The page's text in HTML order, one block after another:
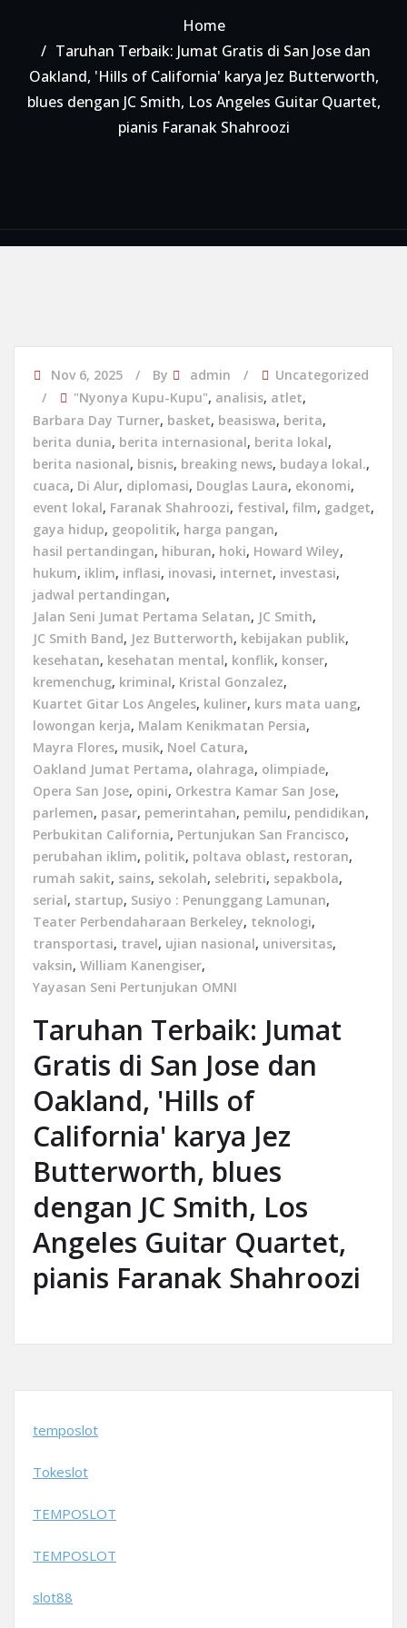
Home
Taruhan Terbaik: Jumat Gratis di San Jose dan
Oakland, 'Hills of California' karya Jez Butterworth,
blues dengan JC Smith, Los Angeles Guitar Quartet,
pianis Faranak Shahroozi
Nov 6, 2025 By admin
Uncategorized
"Nyonya Kupu-Kupu", analisis, atlet,
Barbara Day Turner, basket, beasiswa, berita,
berita dunia, berita internasional, berita lokal,
berita nasional, bisnis, breaking news, budaya lokal.,
cuaca, Di Alur, diplomasi, Douglas Laura, ekonomi,
event lokal, Faranak Shahroozi, festival, film, gadget,
gaya hidup, geopolitik, harga pangan,
hasil pertandingan, hiburan, hoki, Howard Wiley,
hukum, iklim, inflasi, inovasi, internet, investasi,
jadwal pertandingan,
Jalan Seni Jumat Pertama Selatan, JC Smith,
JC Smith Band, Jez Butterworth, kebijakan publik,
kesehatan, kesehatan mental, konflik, konser,
kremenchug, kriminal, Kristal Gonzalez,
Kuartet Gitar Los Angeles, kuliner, kurs mata uang,
lowongan kerja, Malam Kenikmatan Persia,
Mayra Flores, musik, Noel Catura,
Oakland Jumat Pertama, olahraga, olimpiade,
Opera San Jose, opini, Orkestra Kamar San Jose,
parlemen, pasar, pemerintahan, pemilu, pendidikan,
Perbukitan California, Pertunjukan San Francisco,
perubahan iklim, politik, poltava oblast, restoran,
rumah sakit, sains, sekolah, selebriti, sepakbola,
serial, startup, Susiyo : Penunggang Lamunan,
Teater Perbendaharaan Berkeley, teknologi,
transportasi, travel, ujian nasional, universitas,
vaksin, William Kanengiser,
Yayasan Seni Pertunjukan OMNI
Taruhan Terbaik: Jumat
Gratis di San Jose dan
Oakland, 'Hills of
California' karya Jez
Butterworth, blues
dengan JC Smith, Los
Angeles Guitar Quartet,
pianis Faranak Shahroozi
temposlot
Tokeslot
TEMPOSLOT
TEMPOSLOT
slot88